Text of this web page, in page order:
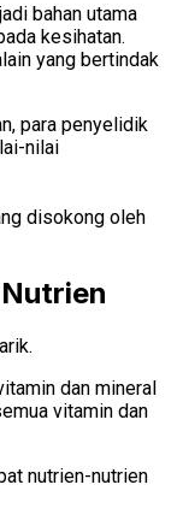
bahan utama
kesihatan.
yang bertindak
para penyelidik
nilai
disokong oleh
dan mineral
vitamin dan
nutrien-nutrien